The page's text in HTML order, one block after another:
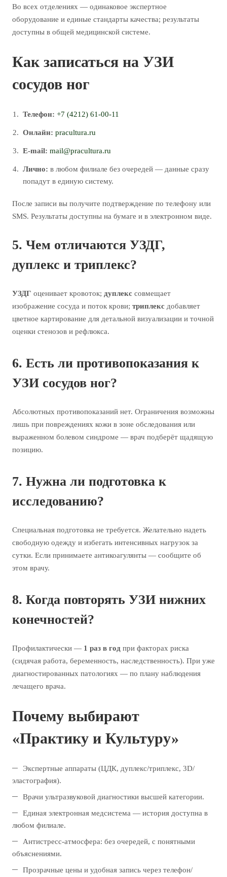
Во всех отделениях — одинаковое экспертное
оборудование и единые стандарты качества; результаты
доступны в общей медицинской системе.
Как записаться на УЗИ
сосудов ног
Телефон: +7 (4212) 61-00-11
Онлайн: pracultura.ru
E-mail: mail@pracultura.ru
Лично: в любом филиале без очередей — данные сразу
попадут в единую систему.
После записи вы получите подтверждение по телефону или
SMS. Результаты доступны на бумаге и в электронном виде.
5. Чем отличаются УЗДГ,
дуплекс и триплекс?
УЗДГ оценивает кровоток; дуплекс совмещает
изображение сосуда и поток крови; триплекс добавляет
цветное картирование для детальной визуализации и точной
оценки стенозов и рефлюкса.
6. Есть ли противопоказания к
УЗИ сосудов ног?
Абсолютных противопоказаний нет. Ограничения возможны
лишь при повреждениях кожи в зоне обследования или
выраженном болевом синдроме — врач подберёт щадящую
позицию.
7. Нужна ли подготовка к
исследованию?
Специальная подготовка не требуется. Желательно надеть
свободную одежду и избегать интенсивных нагрузок за
сутки. Если принимаете антикоагулянты — сообщите об
этом врачу.
8. Когда повторять УЗИ нижних
конечностей?
Профилактически — 1 раз в год при факторах риска
(сидячая работа, беременность, наследственность). При уже
диагностированных патологиях — по плану наблюдения
лечащего врача.
Почему выбирают
«Практику и Культуру»
Экспертные аппараты (ЦДК, дуплекс/триплекс, 3D/
эластография).
Врачи ультразвуковой диагностики высшей категории.
Единая электронная медсистема — история доступна в
любом филиале.
Антистресс-атмосфера: без очередей, с понятными
объяснениями.
Прозрачные цены и удобная запись через телефон/